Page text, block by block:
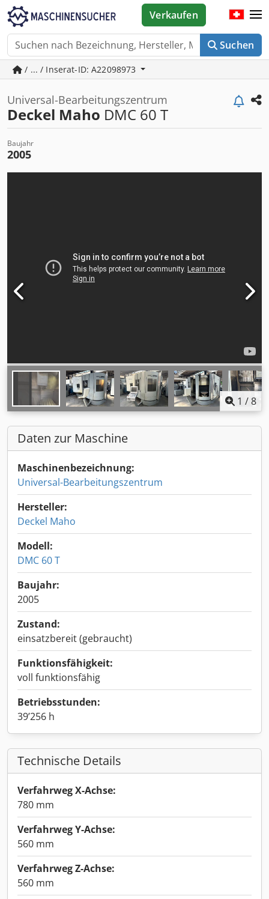
Suchen
Verkaufen
/ ... / Inserat-ID: A22098973
Universal-Bearbeitungszentrum
Deckel Maho DMC 60 T
Baujahr
2005
1 /8
Daten zur Maschine
Maschinenbezeichnung:
Universal-Bearbeitungszentrum
Hersteller:
Deckel Maho
Modell:
DMC 60 T
Baujahr:
2005
Zustand:
einsatzbereit (gebraucht)
Funktionsfähigkeit:
voll funktionsfähig
Betriebsstunden:
39’256 h
Technische Details
Verfahrweg X-Achse:
780 mm
Verfahrweg Y-Achse:
560 mm
Verfahrweg Z-Achse:
560 mm